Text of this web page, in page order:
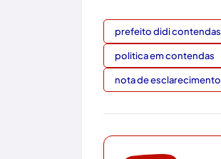
prefeito didi contendas
politica em contendas
nota de esclarecimento